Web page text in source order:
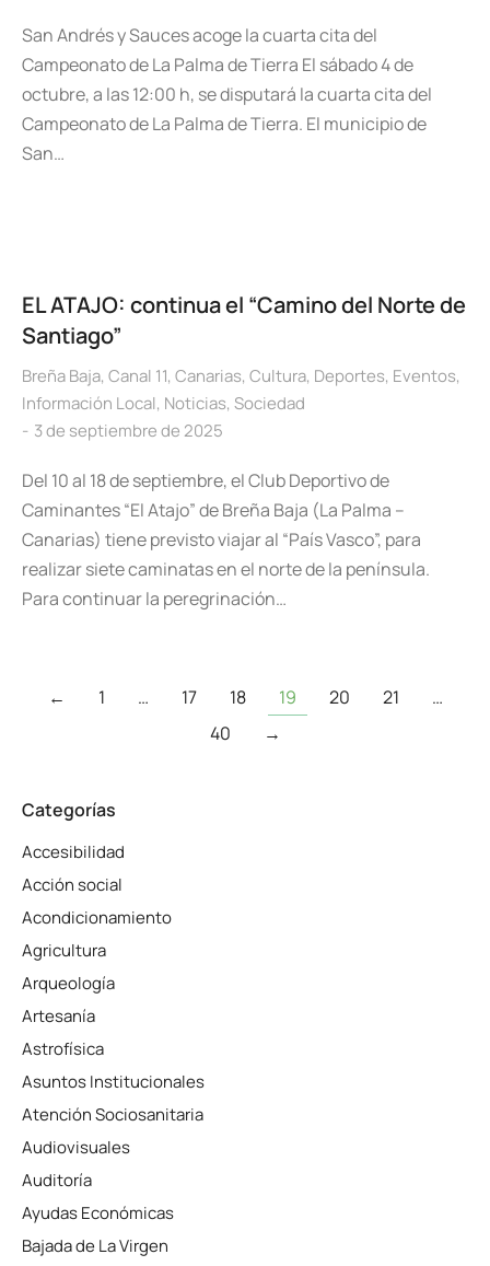
San Andrés y Sauces acoge la cuarta cita del
Campeonato de La Palma de Tierra El sábado 4 de
octubre, a las 12:00 h, se disputará la cuarta cita del
Campeonato de La Palma de Tierra. El municipio de
San…
EL ATAJO: continua el “Camino del Norte de
Santiago”
Breña Baja, Canal 11, Canarias, Cultura, Deportes, Eventos,
Información Local, Noticias, Sociedad
3 de septiembre de 2025
Del 10 al 18 de septiembre, el Club Deportivo de
Caminantes “El Atajo” de Breña Baja (La Palma –
Canarias) tiene previsto viajar al “País Vasco”, para
realizar siete caminatas en el norte de la península.
Para continuar la peregrinación…
← 1 … 17 18 19 20 21
…
40
→
Categorías
Accesibilidad
Acción social
Acondicionamiento
Agricultura
Arqueología
Artesanía
Astrofísica
Asuntos Institucionales
Atención Sociosanitaria
Audiovisuales
Auditoría
Ayudas Económicas
Bajada de La Virgen